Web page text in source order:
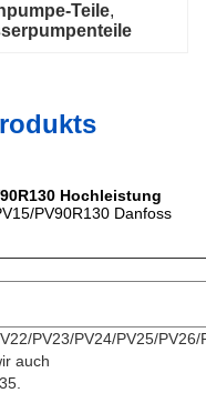
Teile,
Hochleistung
PV90R130 Danfoss
PV23/PV24/PV25/PV26/
auch